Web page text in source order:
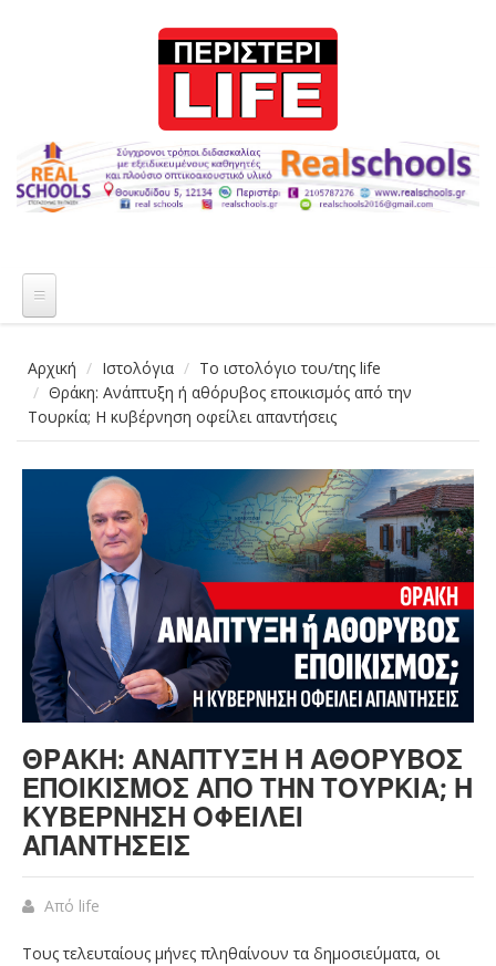
Αρχική Ιστολόγια
Το ιστολόγιο του/της life
Θράκη: Ανάπτυξη ή αθόρυβος εποικισμός από την
Τουρκία; Η κυβέρνηση οφείλει απαντήσεις
ΘΡΆΚΗ: ΑΝΆΠΤΥΞΗ Ή ΑΘΌΡΥΒΟΣ Ε
ΠΟΙΚΙΣΜΌΣ ΑΠΌ ΤΗΝ ΤΟΥΡΚΊΑ; Η Κ
ΥΒΈΡΝΗΣΗ ΟΦΕΊΛΕΙ Α
ΠΑΝΤΉΣΕΙΣ
Από life
Τους τελευταίους μήνες πληθαίνουν τα δημοσιεύματα, οι